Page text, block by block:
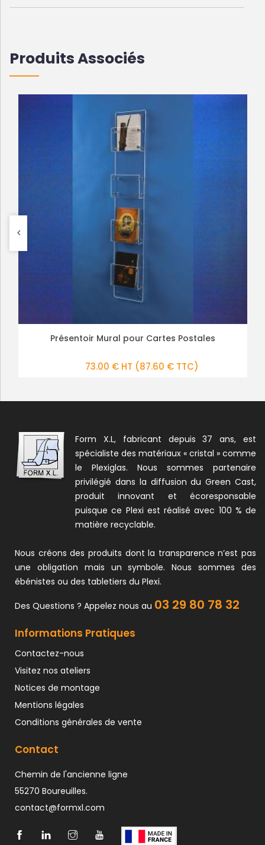
Produits Associés
PLUS DE DÉTAILS
Présentoir Mural pour Cartes Postales
73.00 € HT (87.60 € TTC)
PLUS DE DÉTAILS
Présentoir Cartes de Visites Mural
34.00 € HT (40.80 € TTC)
Form X.L, fabricant depuis 37 ans, est
spécialiste des matériaux « cristal » comme
le Plexiglas. Nous sommes partenaire
privilégié dans la diffusion du Green Cast,
produit innovant et écoresponsable
puisque ce Plexi est réalisé avec 100 % de
matière recyclable.
Nous créons des produits dont la transparence n’est pas
une obligation mais un symbole. Nous sommes des
ébénistes ou des tabletiers du Plexi.
Des Questions ? Appelez nous au 03 29 80 78 32
Informations Pratiques
Contactez-nous
Visitez nos ateliers
Notices de montage
Mentions légales
Conditions générales de vente
Contact
Chemin de l'ancienne ligne
55270 Boureuilles.
contact@formxl.com